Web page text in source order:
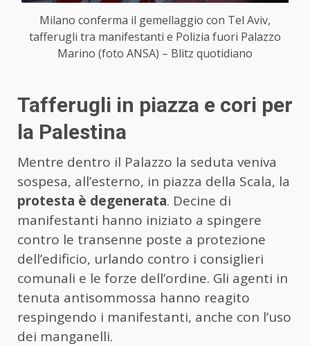
Milano conferma il gemellaggio con Tel Aviv,
tafferugli tra manifestanti e Polizia fuori Palazzo
Marino (foto ANSA) – Blitz quotidiano
Tafferugli in piazza e cori per
la Palestina
Mentre dentro il Palazzo la seduta veniva
sospesa, all’esterno, in piazza della Scala, la
protesta è degenerata. Decine di
manifestanti hanno iniziato a spingere
contro le transenne poste a protezione
dell’edificio, urlando contro i consiglieri
comunali e le forze dell’ordine. Gli agenti in
tenuta antisommossa hanno reagito
respingendo i manifestanti, anche con l’uso
dei manganelli.